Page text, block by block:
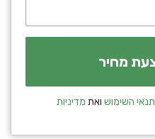
תנאי השימוש ואת מדיניות